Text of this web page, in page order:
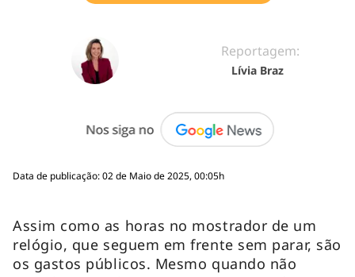
Reportagem:
Lívia Braz
Data de publicação: 02 de Maio de 2025, 00:05h
Assim como as horas no mostrador de um
relógio, que seguem em frente sem parar, são
os gastos públicos. Mesmo quando não